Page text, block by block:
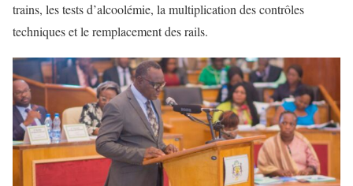
trains, les tests d’alcoolémie, la multiplication des contrôles
techniques et le remplacement des rails.